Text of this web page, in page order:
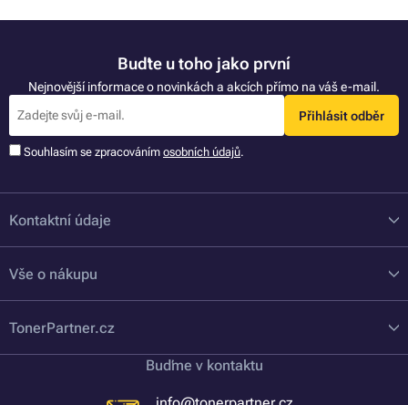
Buďte u toho jako první
Nejnovější informace o novinkách a akcích přímo na váš e-mail.
Přihlásit odběr
Souhlasím se zpracováním osobních údajů.
Kontaktní údaje
Vše o nákupu
TonerPartner.cz
Buďme v kontaktu